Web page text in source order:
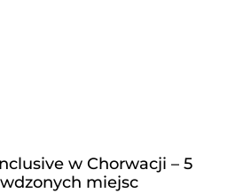
w Chorwacji – 5
miejsc